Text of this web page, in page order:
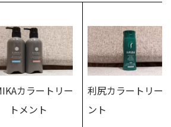
カラートリー
トメント
利尻カラートリー
ント